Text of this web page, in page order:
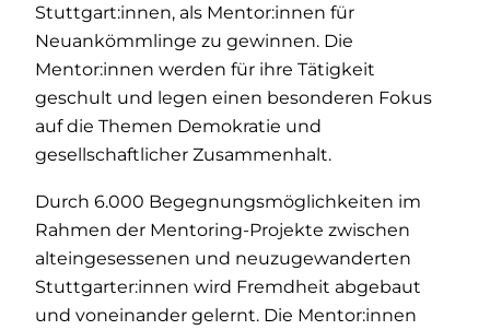
Stuttgart:innen, als Mentor:innen für
Neuankömmlinge zu gewinnen. Die
Mentor:innen werden für ihre Tätigkeit
geschult und legen einen besonderen Fokus
auf die Themen Demokratie und
gesellschaftlicher Zusammenhalt.
Durch 6.000 Begegnungsmöglichkeiten im
Rahmen der Mentoring-Projekte zwischen
alteingesessenen und neuzugewanderten
Stuttgarter:innen wird Fremdheit abgebaut
und voneinander gelernt. Die Mentor:innen